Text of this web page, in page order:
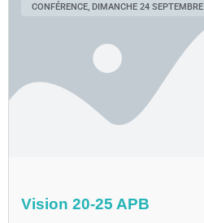
CONFÉRENCE, DIMANCHE 24 SEPTEMBRE
Vision 20-25 APB